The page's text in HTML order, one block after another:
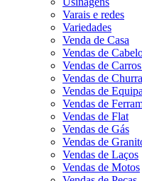
Varais e redes
Variedades
Venda de Casa
Vendas de
Vendas de
Vendas de
Vendas de
Vendas de
Vendas de Flat
Vendas de Gás
Vendas de
Vendas de Laços
Vendas de Motos